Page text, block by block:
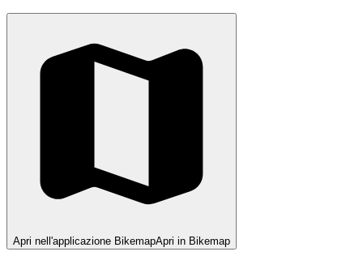
Apri nell'applicazione BikemapApri in Bikemap